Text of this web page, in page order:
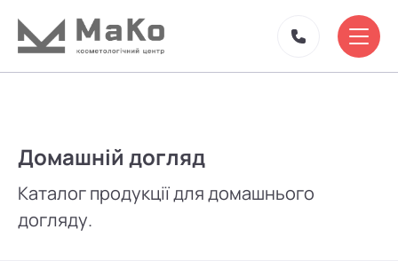
Домашній догляд
Каталог продукції для домашнього
догляду.